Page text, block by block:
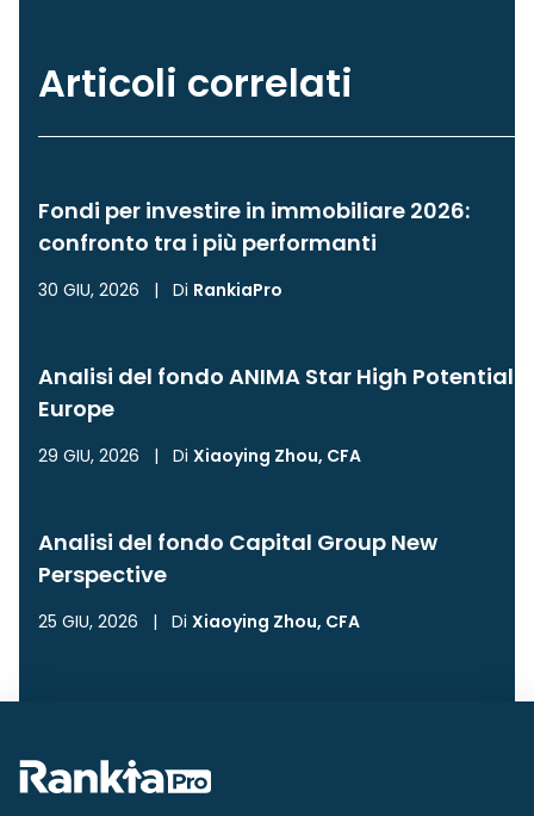
Articoli correlati
Fondi per investire in immobiliare 2026:
confronto tra i più performanti
30 GIU, 2026 | Di RankiaPro
Analisi del fondo ANIMA Star High Potential
Europe
29 GIU, 2026 | Di Xiaoying Zhou, CFA
Analisi del fondo Capital Group New
Perspective
25 GIU, 2026 | Di Xiaoying Zhou, CFA